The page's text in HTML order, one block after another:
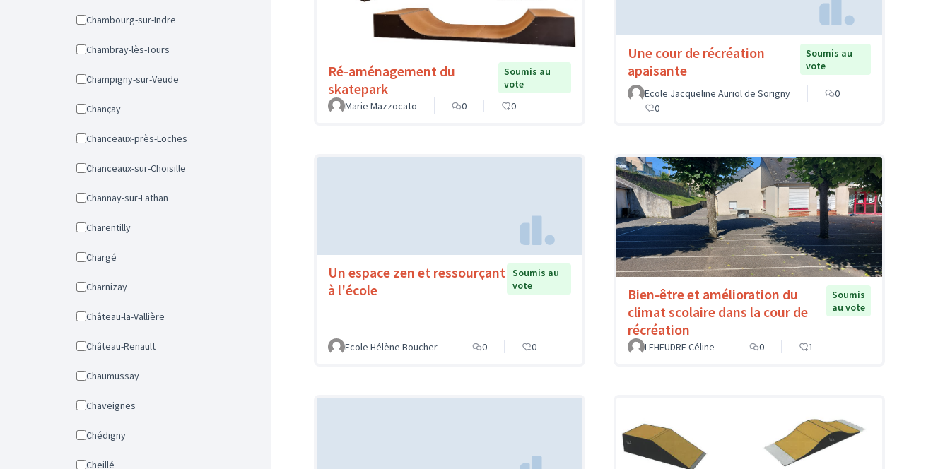
Chambourg-sur-Indre
Chambray-lès-Tours
Champigny-sur-Veude
Chançay
Chanceaux-près-Loches
Chanceaux-sur-Choisille
Channay-sur-Lathan
Charentilly
Chargé
Charnizay
Château-la-Vallière
Château-Renault
Chaumussay
Chaveignes
Chédigny
Cheillé
Ré-aménagement du
skatepark
Soumis au
vote
Marie Mazzocato
0 0
Une cour de récréation
apaisante
Soumis au
vote
Ecole Jacqueline Auriol de Sorigny
0
0
Un espace zen et ressourçant
à l'école
Soumis au
vote
Ecole Hélène Boucher 0 0
Bien-être et amélioration du
climat scolaire dans la cour de
récréation
Soumis
au vote
LEHEUDRE Céline 0 1